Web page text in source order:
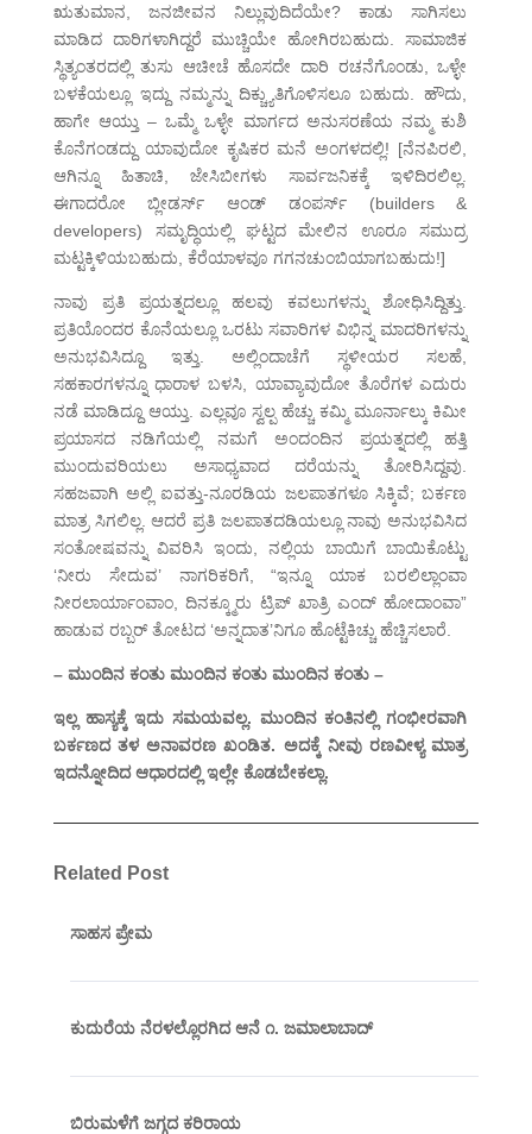
ಋತುಮಾನ, ಜನಜೀವನ ನಿಲ್ಲುವುದಿದೆಯೇ? ಕಾಡು ಸಾಗಿಸಲು
ಮಾಡಿದ ದಾರಿಗಳಾಗಿದ್ದರೆ ಮುಚ್ಚಿಯೇ ಹೋಗಿರಬಹುದು. ಸಾಮಾಜಿಕ
ಸ್ಥಿತ್ಯಂತರದಲ್ಲಿ ತುಸು ಆಚೀಚೆ ಹೊಸದೇ ದಾರಿ ರಚನೆಗೊಂಡು, ಒಳ್ಳೇ
ಬಳಕೆಯಲ್ಲೂ ಇದ್ದು ನಮ್ಮನ್ನು ದಿಕ್ಚ್ಯುತಿಗೊಳಿಸಲೂ ಬಹುದು. ಹೌದು,
ಹಾಗೇ ಆಯ್ತು – ಒಮ್ಮೆ ಒಳ್ಳೇ ಮಾರ್ಗದ ಅನುಸರಣೆಯ ನಮ್ಮ ಕುಶಿ
ಕೊನೆಗಂಡದ್ದು ಯಾವುದೋ ಕೃಷಿಕರ ಮನೆ ಅಂಗಳದಲ್ಲಿ! [ನೆನಪಿರಲಿ,
ಆಗಿನ್ನೂ ಹಿತಾಚಿ, ಜೇಸಿಬೀಗಳು ಸಾರ್ವಜನಿಕಕ್ಕೆ ಇಳಿದಿರಲಿಲ್ಲ.
ಈಗಾದರೋ ಬ್ಲೀಡರ್ಸ್ ಆಂಡ್ ಡಂಪರ್ಸ್ (builders &
developers) ಸಮೃದ್ಧಿಯಲ್ಲಿ ಘಟ್ಟದ ಮೇಲಿನ ಊರೂ ಸಮುದ್ರ
ಮಟ್ಟಕ್ಕಿಳಿಯಬಹುದು, ಕೆರೆಯಾಳವೂ ಗಗನಚುಂಬಿಯಾಗಬಹುದು!]
ನಾವು ಪ್ರತಿ ಪ್ರಯತ್ನದಲ್ಲೂ ಹಲವು ಕವಲುಗಳನ್ನು ಶೋಧಿಸಿದ್ದಿತ್ತು.
ಪ್ರತಿಯೊಂದರ ಕೊನೆಯಲ್ಲೂ ಒರಟು ಸವಾರಿಗಳ ವಿಭಿನ್ನ ಮಾದರಿಗಳನ್ನು
ಅನುಭವಿಸಿದ್ದೂ ಇತ್ತು. ಅಲ್ಲಿಂದಾಚೆಗೆ ಸ್ಥಳೀಯರ ಸಲಹೆ,
ಸಹಕಾರಗಳನ್ನೂ ಧಾರಾಳ ಬಳಸಿ, ಯಾವ್ಯಾವುದೋ ತೊರೆಗಳ ಎದುರು
ನಡೆ ಮಾಡಿದ್ದೂ ಆಯ್ತು. ಎಲ್ಲವೂ ಸ್ವಲ್ಪ ಹೆಚ್ಚು ಕಮ್ಮಿ ಮೂರ್ನಾಲ್ಕು ಕಿಮೀ
ಪ್ರಯಾಸದ ನಡಿಗೆಯಲ್ಲಿ ನಮಗೆ ಅಂದಂದಿನ ಪ್ರಯತ್ನದಲ್ಲಿ ಹತ್ತಿ
ಮುಂದುವರಿಯಲು ಅಸಾಧ್ಯವಾದ ದರೆಯನ್ನು ತೋರಿಸಿದ್ದವು.
ಸಹಜವಾಗಿ ಅಲ್ಲಿ ಐವತ್ತು-ನೂರಡಿಯ ಜಲಪಾತಗಳೂ ಸಿಕ್ಕಿವೆ; ಬರ್ಕಣ
ಮಾತ್ರ ಸಿಗಲಿಲ್ಲ. ಆದರೆ ಪ್ರತಿ ಜಲಪಾತದಡಿಯಲ್ಲೂ ನಾವು ಅನುಭವಿಸಿದ
ಸಂತೋಷವನ್ನು ವಿವರಿಸಿ ಇಂದು, ನಲ್ಲಿಯ ಬಾಯಿಗೆ ಬಾಯಿಕೊಟ್ಟು
‘ನೀರು ಸೇದುವ’ ನಾಗರಿಕರಿಗೆ, “ಇನ್ನೂ ಯಾಕ ಬರಲಿಲ್ಲಾಂವಾ
ನೀರಲಾರ್ಯಾಂವಾಂ, ದಿನಕ್ಕ್ಮೂರು ಟ್ರಿಪ್ ಖಾತ್ರಿ ಎಂದ್ ಹೋದಾಂವಾ”
ಹಾಡುವ ರಬ್ಬರ್ ತೋಟದ ‘ಅನ್ನದಾತ’ನಿಗೂ ಹೊಟ್ಟೆಕಿಚ್ಚು ಹೆಚ್ಚಿಸಲಾರೆ.
– ಮುಂದಿನ ಕಂತು ಮುಂದಿನ ಕಂತು ಮುಂದಿನ ಕಂತು –
ಇಲ್ಲ ಹಾಸ್ಯಕ್ಕೆ ಇದು ಸಮಯವಲ್ಲ. ಮುಂದಿನ ಕಂತಿನಲ್ಲಿ ಗಂಭೀರವಾಗಿ
ಬರ್ಕಣದ ತಳ ಅನಾವರಣ ಖಂಡಿತ. ಅದಕ್ಕೆ ನೀವು ರಣವೀಳ್ಯ ಮಾತ್ರ
ಇದನ್ನೋದಿದ ಆಧಾರದಲ್ಲಿ ಇಲ್ಲೇ ಕೊಡಬೇಕಲ್ಲಾ.
Related Post
ಸಾಹಸ ಪ್ರೇಮ
ಕುದುರೆಯ ನೆರಳಲ್ಲೊರಗಿದ ಆನೆ ೧. ಜಮಾಲಾಬಾದ್
ಬಿರುಮಳೆಗೆ ಜಗ್ಗದ ಕರಿರಾಯ